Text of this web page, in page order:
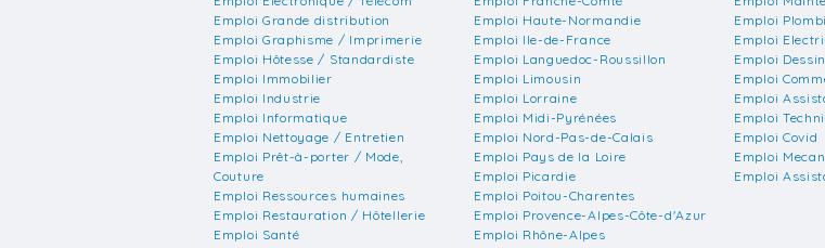
Emploi Grande distribution
Emploi Graphisme / Imprimerie
Emploi Hôtesse / Standardiste
Emploi Immobilier
Emploi Industrie
Emploi Informatique
Emploi Nettoyage / Entretien
Emploi Prêt-à-porter / Mode,
Couture
Emploi Ressources humaines
Emploi Restauration / Hôtellerie
Emploi Santé
Emploi Haute-Normandie
Emploi Ile-de-France
Emploi Languedoc-Roussillon
Emploi Limousin
Emploi Lorraine
Emploi Midi-Pyrénées
Emploi Nord-Pas-de-Calais
Emploi Pays de la Loire
Emploi Picardie
Emploi Poitou-Charentes
Emploi Provence-Alpes-Côte-d'Azur
Emploi Rhône-Alpes
Emploi
Emploi
Emploi
Emploi
Emploi
Emploi
Emploi Covid
Emploi
Emploi